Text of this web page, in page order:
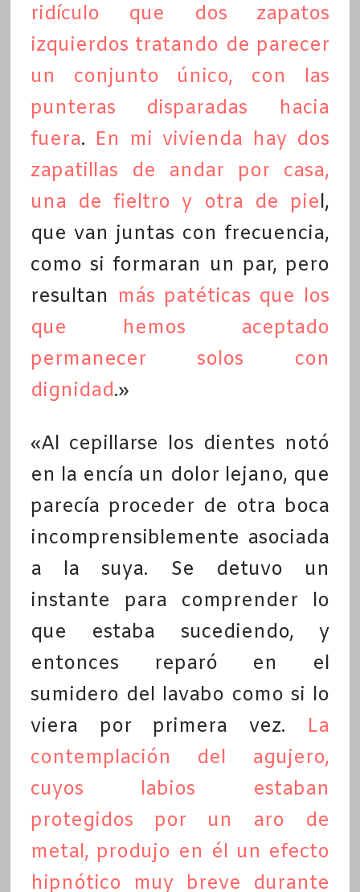
ridículo que dos zapatos
izquierdos tratando de parecer
un conjunto único, con las
punteras disparadas hacia
fuera. En mi vivienda hay dos
zapatillas de andar por casa,
una de fieltro y otra de piel,
que van juntas con frecuencia,
como si formaran un par, pero
resultan más patéticas que los
que hemos aceptado
permanecer solos con
dignidad.»
«Al cepillarse los dientes notó
en la encía un dolor lejano, que
parecía proceder de otra boca
incomprensiblemente asociada
a la suya. Se detuvo un
instante para comprender lo
que estaba sucediendo, y
entonces reparó en el
sumidero del lavabo como si lo
viera por primera vez. La
contemplación del agujero,
cuyos labios estaban
protegidos por un aro de
metal, produjo en él un efecto
hipnótico muy breve durante